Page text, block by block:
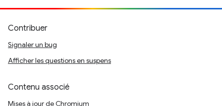
Contribuer
Signaler un bug
Afficher les questions en suspens
Contenu associé
Mises à jour de Chromium